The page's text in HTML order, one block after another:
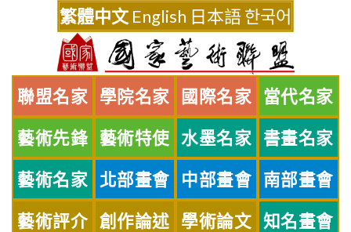
繁體中文 English 日本語한국어
聯盟名家 學院名家 國際名家 當代名家
藝術先鋒 藝術特使 水墨名家 書畫名家
藝術名家 北部畫會 中部畫會 南部畫會
藝術評介 創作論述 學術論文 知名畫會